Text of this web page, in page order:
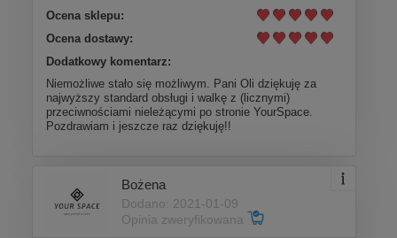
Ocena sklepu:
Ocena dostawy:
Dodatkowy komentarz:
Niemożliwe stało się możliwym. Pani Oli dziękuję za
najwyższy standard obsługi i walkę z (licznymi)
przeciwnościami nieleżącymi po stronie YourSpace.
Pozdrawiam i jeszcze raz dziękuję!!
Bożena
Dodano: 2021-01-09
Opinia zweryfikowana